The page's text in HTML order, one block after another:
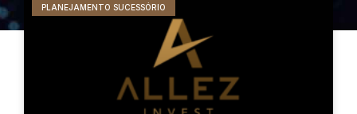
PLANEJAMENTO SUCESSÓRIO